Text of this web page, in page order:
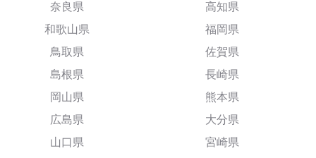
奈良県
和歌山県
鳥取県
島根県
岡山県
広島県
山口県
高知県
福岡県
佐賀県
長崎県
熊本県
大分県
宮崎県